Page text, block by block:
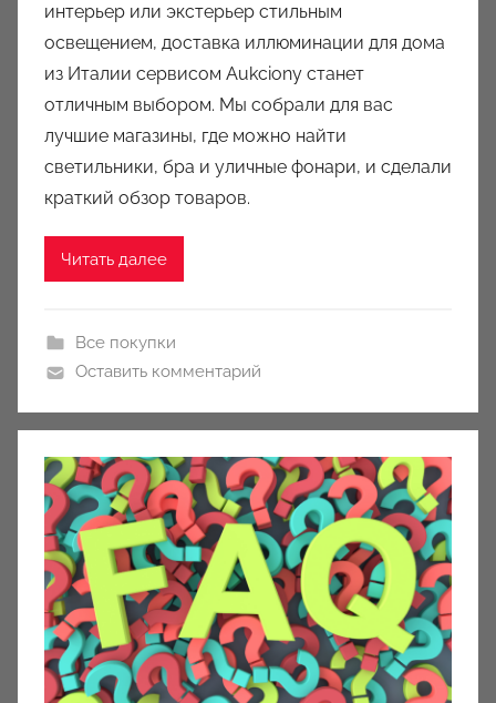
м
a
u
k
c
интерьер или экстерьер стильным
освещением, доставка иллюминации для дома
из Италии сервисом Aukciony станет
отличным выбором. Мы собрали для вас
лучшие магазины, где можно найти
светильники, бра и уличные фонари, и сделали
краткий обзор товаров.
Читать далее
Все покупки
Оставить комментарий